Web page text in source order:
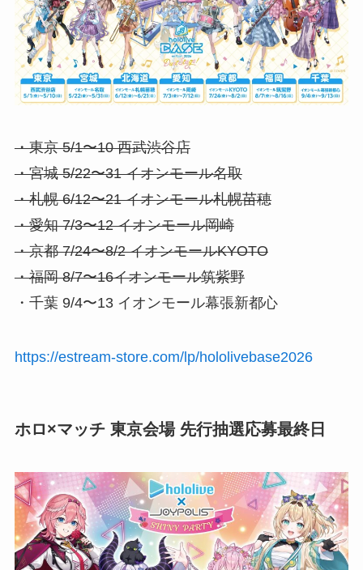
・東京 5/1〜10 西武渋谷店
・宮城 5/22〜31 イオンモール名取
・札幌 6/12〜21 イオンモール札幌苗穂
・愛知 7/3〜12 イオンモール岡崎
・京都 7/24〜8/2 イオンモールKYOTO
・福岡 8/7〜16イオンモール筑紫野
・千葉 9/4〜13 イオンモール幕張新都心
https://estream-store.com/lp/hololivebase2026
ホロ×マッチ 東京会場 先行抽選応募最終日